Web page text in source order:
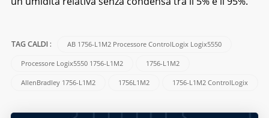
TAG CALDI : AB 1756-L1M2 Processore ControlLogix Logix5550
Processore Logix5550 1756-L1M2 1756-L1M2
AllenBradley 1756-L1M2 1756L1M2 1756-L1M2 ControlLogix